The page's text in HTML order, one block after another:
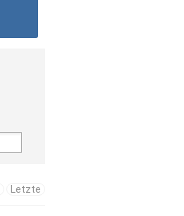
Letzte